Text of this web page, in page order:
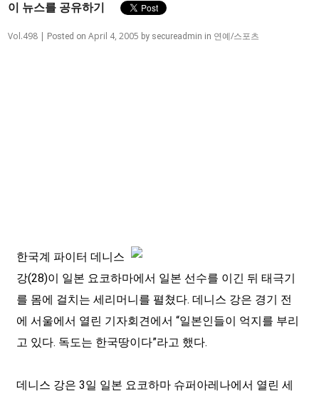
이 뉴스를 공유하기
Vol.498 | Posted onApril 4, 2005 by secureadmin in 연예/스포츠
한국계 파이터 데니스
강(28)이 일본 요코하마에서 일본 선수를 이긴 뒤 태극기
를 몸에 걸치는 세리머니를 펼쳤다. 데니스 강은 경기 전
에 서울에서 열린 기자회견에서 “일본인들이 억지를 부리
고 있다. 독도는 한국땅이다”라고 했다.
데니스 강은 3일 일본 요코하마 슈퍼아레나에서 열린 세